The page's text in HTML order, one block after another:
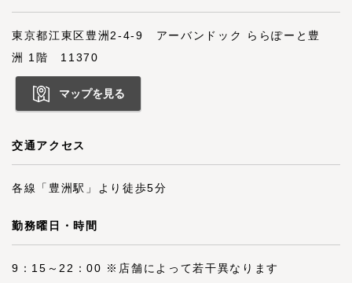
東京都江東区豊洲2-4-9 アーバンドック ららぽーと豊
洲 1階 11370
マップを見る
交通アクセス
各線「豊洲駅」より徒歩5分
勤務曜日・時間
9：15～22：00 ※店舗によって若干異なります